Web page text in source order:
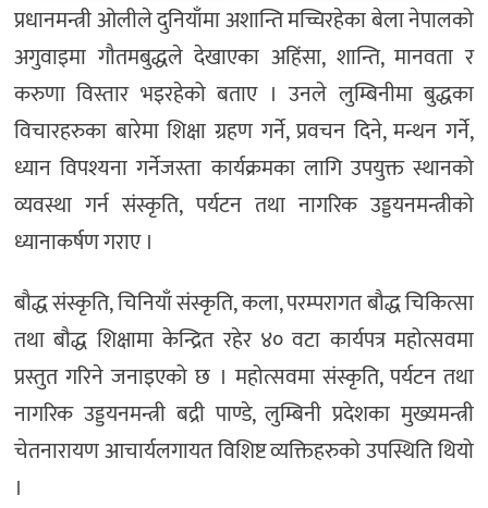
प्रधानमन्त्री ओलीले दुनियाँमा अशान्ति मच्चिरहेका बेला नेपालको
अगुवाइमा गौतमबुद्धले देखाएका अहिंसा, शान्ति, मानवता र
करुणा विस्तार भइरहेको बताए । उनले लुम्बिनीमा बुद्धका
विचारहरुका बारेमा शिक्षा ग्रहण गर्ने, प्रवचन दिने, मन्थन गर्ने,
ध्यान विपश्यना गर्नेजस्ता कार्यक्रमका लागि उपयुक्त स्थानको
व्यवस्था गर्न संस्कृति, पर्यटन तथा नागरिक उड्डयनमन्त्रीको
ध्यानाकर्षण गराए ।
बौद्ध संस्कृति, चिनियाँ संस्कृति, कला, परम्परागत बौद्ध चिकित्सा
तथा बौद्ध शिक्षामा केन्द्रित रहेर ४० वटा कार्यपत्र महोत्सवमा
प्रस्तुत गरिने जनाइएको छ । महोत्सवमा संस्कृति, पर्यटन तथा
नागरिक उड्डयनमन्त्री बद्री पाण्डे, लुम्बिनी प्रदेशका मुख्यमन्त्री
चेतनारायण आचार्यलगायत विशिष्ट व्यक्तिहरुको उपस्थिति थियो
।